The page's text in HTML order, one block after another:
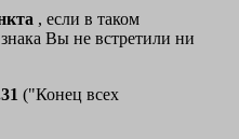
, если в таком
Вы не встретили ни
("Конец всех